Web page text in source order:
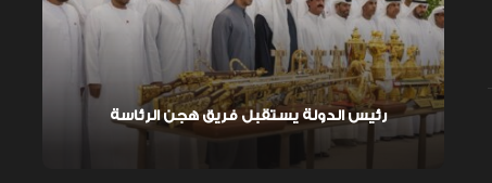
رئيس الدولة يستقبل فريق هجن الرئاسة